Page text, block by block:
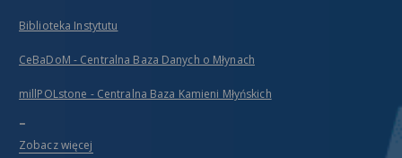
Biblioteka Instytutu
CeBaDoM - Centralna Baza Danych o Młynach
millPOLstone - Centralna Baza Kamieni Młyńskich
...
Zobacz więcej